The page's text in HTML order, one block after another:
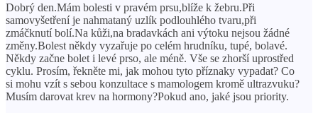
Dobrý den.Mám bolesti v pravém prsu,blíže k žebru.Při
samovyšetření je nahmataný uzlík podlouhlého tvaru,při
zmáčknutí bolí.Na kůži,na bradavkách ani výtoku nejsou žádné
změny.Bolest někdy vyzařuje po celém hrudníku, tupé, bolavé.
Někdy začne bolet i levé prso, ale méně. Vše se zhorší uprostřed
cyklu. Prosím, řekněte mi, jak mohou tyto příznaky vypadat? Co
si mohu vzít s sebou konzultace s mamologem kromě ultrazvuku?
Musím darovat krev na hormony?Pokud ano, jaké jsou priority.